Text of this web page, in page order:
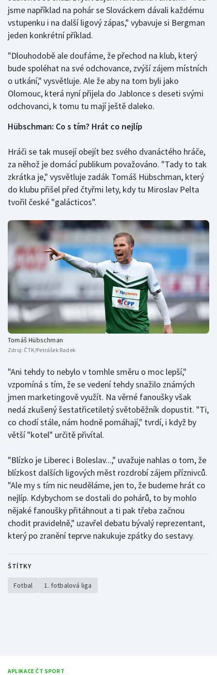
Stolní tenis
Triatlon
Veslování
Vodní slalom
Volejbal
Ostatní
jsme například na pohár se Slováckem dávali každému
vstupenku i na další ligový zápas," vybavuje si Bergman
jeden konkrétní příklad.
"Dlouhodobě ale doufáme, že přechod na klub, který
bude spoléhat na své odchovance, zvýší zájem místních
o utkání," vysvětluje. Ale že aby na tom byli jako
Olomouc, která nyní přijela do Jablonce s deseti svými
odchovanci, k tomu tu mají ještě daleko.
Hübschman: Co s tím? Hrát co nejlíp
Hráči se tak musejí obejít bez svého dvanáctého hráče,
za něhož je domácí publikum považováno. "Tady to tak
zkrátka je," vysvětluje zadák Tomáš Hübschman, který
do klubu přišel před čtyřmi lety, kdy tu Miroslav Pelta
tvořil české "galácticos".
Tomáš Hübschman
Zdroj: ČTK/Petrášek Radek
"Ani tehdy to nebylo v tomhle směru o moc lepší,"
vzpomíná s tím, že se vedení tehdy snažilo známých
jmen marketingově využít. Na věrné fanoušky však
nedá zkušený šestatřicetiletý světoběžník dopustit. "Ti,
co chodí stále, nám hodně pomáhají," tvrdí, i když by
větší "kotel" určitě přivítal.
"Blízko je Liberec i Boleslav...," uvažuje nahlas o tom, že
blízkost dalších ligových měst rozdrobí zájem příznivců.
"Ale my s tím nic neuděláme, jen to, že budeme hrát co
nejlíp. Kdybychom se dostali do pohárů, to by mohlo
nějaké fanoušky přitáhnout a ti pak třeba začnou
chodit pravidelně," uzavřel debatu bývalý reprezentant,
který po zranění teprve nakukuje zpátky do sestavy.
ŠTÍTKY
Fotbal 1. fotbalová liga
APLIKACE ČT SPORT